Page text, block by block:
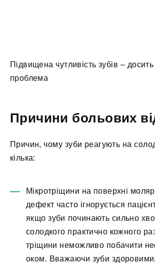
Підвищена чутливість зубів –
проблема
Причини больових
Причин, чому зуби реагують на
кілька:
Мікротріщини на поверхні
дефект часто ігнорується
якщо зуби починають сильно
солодкого практично кожного
тріщини неможливо побачити
оком. Вважаючи зуби